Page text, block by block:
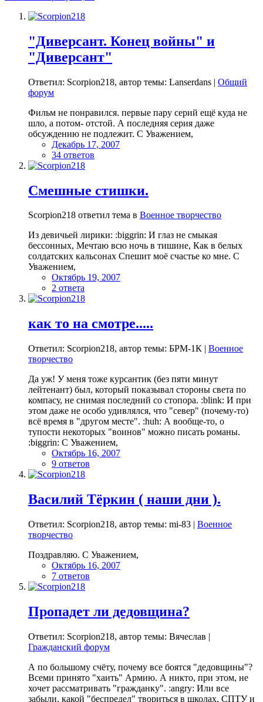
"Диверсант. Конец войны" и
"Диверсант"
Ответил: Scorpion218, автор темы: Lanserdans | Общий
форум
Фильм не понравился. первые пару серий ещё куда не
шло, а потом- отстой. А последняя серия даже
обсуждению не подлежит. С Уважением,
Декабрь 17, 2007
34 ответов
Смешные стишки.
Scorpion218 ответил тема в Военное творчество
Из девичьей лирики: :biggrin: И глаз не смыкая
бессонных, Мечтаю всю ночь в тишине, Как в белых
солдатских кальсонах Спешит моё счастье ко мне. С
Уважением,
Октябрь 19, 2007
2 ответа
как то на смотре.....
Ответил: Scorpion218, автор темы: БРМ-1К | Военное
творчество
Да уж! У меня тоже курсантик (без пяти минут
лейтенант) был, который показывал стороны света по
компасу, не снимая последний со стопора. :blink: И при
этом даже не особо удивлялся, что "север" (почему-то)
всё время в "другом месте". :huh: А вообще-то, о
тупости некоторых "воинов" можно писать романы.
:biggrin: С Уважением,
Октябрь 16, 2007
9 ответов
Василий Тёркин ( наши дни ).
Ответил: Scorpion218, автор темы: mi-83 | Военное
творчество
Поздравляю. С Уважением,
Октябрь 16, 2007
7 ответов
Пропадет ли дедовщина?
Ответил: Scorpion218, автор темы: Вячеслав |
Гражданский форум
А по большому счёту, почему все боятся "дедовщины"?
Всеми принято "хаить" Армию. А никто, при этом, не
хочет рассматривать "гражданку". :angry: Или все
забыли, какой "беспредел" твориться в школах, СПТУ и